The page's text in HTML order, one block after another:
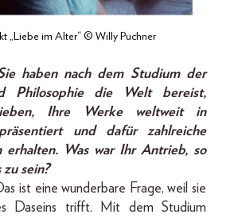
„Liebe im Alter“ © Willy Puchner
haben nach dem Studium der
Philosophie die Welt bereist,
Ihre Werke weltweit in
und dafür zahlreiche
erhalten. Was war Ihr Antrieb, so
sein?
ist eine wunderbare Frage, weil sie
Daseins trifft. Mit dem Studium